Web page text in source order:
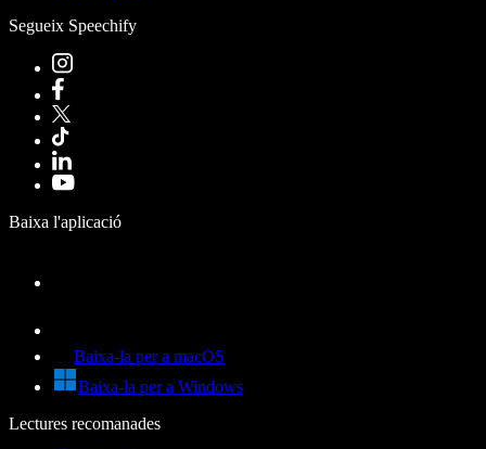
Segueix Speechify
Baixa l'aplicació
Baixa-la per a macOS
Baixa-la per a Windows
Lectures recomanades